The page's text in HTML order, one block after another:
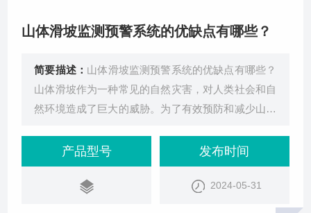
山体滑坡监测预警系统的优缺点有哪些？
简要描述： 山体滑坡监测预警系统的优缺点有哪些？
山体滑坡作为一种常见的自然灾害，对人类社会和自
然环境造成了巨大的威胁。为了有效预防和减少山体
该系统通过实时监测山体状态，利用先进的数据分析
和预警技术，为灾害的预测、预警和应对提供了有力
支持。然而，任何系统都有其两面性，今天我们将对
山体滑坡监测预警系统的优缺点进行分析。山体滑坡
产品型号 发布时间
2024-05-31